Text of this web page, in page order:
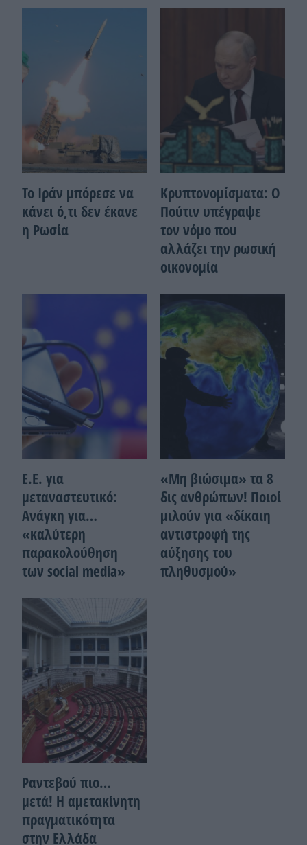
Το Ιράν μπόρεσε να
κάνει ό,τι δεν έκανε
η Ρωσία
Κρυπτονομίσματα: Ο
Πούτιν υπέγραψε
τον νόμο που
αλλάζει την ρωσική
οικονομία
Ε.Ε. για
μεταναστευτικό:
Ανάγκη για…
«καλύτερη
παρακολούθηση
των social media»
«Μη βιώσιμα» τα 8
δις ανθρώπων! Ποιοί
μιλούν για «δίκαιη
αντιστροφή της
αύξησης του
πληθυσμού»
Ραντεβού πιο…
μετά! Η αμετακίνητη
πραγματικότητα
στην Ελλάδα